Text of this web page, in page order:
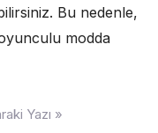
Bu nedenle,
modda
Yazı »